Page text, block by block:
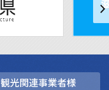
観光関連事業者様